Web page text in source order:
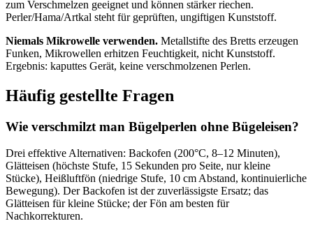
zum Verschmelzen geeignet und können stärker riechen.
Perler/Hama/Artkal steht für geprüften, ungiftigen Kunststoff.
Niemals Mikrowelle verwenden. Metallstifte des Bretts erzeugen
Funken, Mikrowellen erhitzen Feuchtigkeit, nicht Kunststoff.
Ergebnis: kaputtes Gerät, keine verschmolzenen Perlen.
Häufig gestellte Fragen
Wie verschmilzt man Bügelperlen ohne Bügeleisen?
Drei effektive Alternativen: Backofen (200°C, 8–12 Minuten),
Glätteisen (höchste Stufe, 15 Sekunden pro Seite, nur kleine
Stücke), Heißluftfön (niedrige Stufe, 10 cm Abstand, kontinuierliche
Bewegung). Der Backofen ist der zuverlässigste Ersatz; das
Glätteisen für kleine Stücke; der Fön am besten für
Nachkorrekturen.